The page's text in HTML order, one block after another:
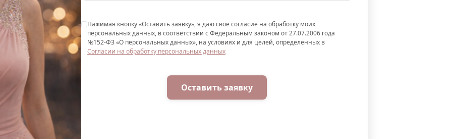
Нажимая кнопку «Оставить заявку», я даю свое согласие на обработку моих
персональных данных, в соответствии с Федеральным законом от 27.07.2006 года
№152-ФЗ «О персональных данных», на условиях и для целей, определенных в
Согласии на обработку персональных данных
Оставить заявку